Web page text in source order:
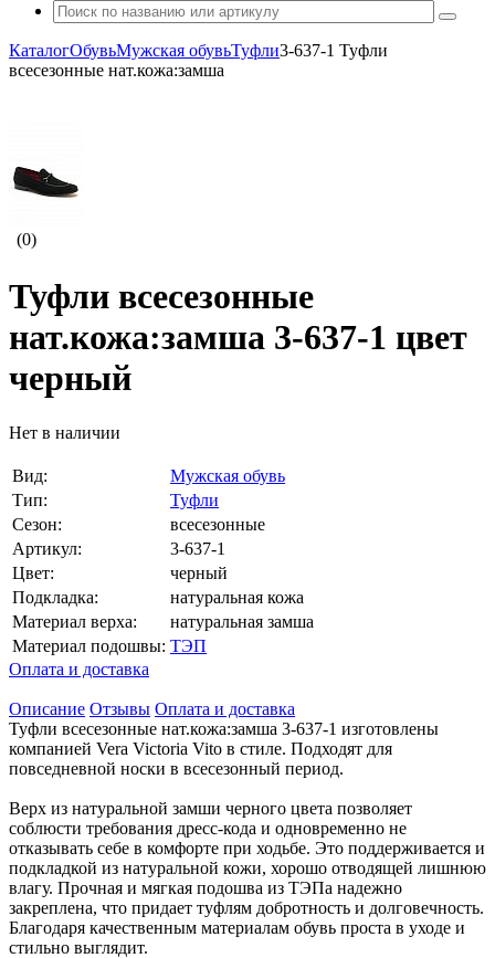
КаталогОбувьМужская обувьТуфли3-637-1 Туфли
всесезонные нат.кожа:замша
(0)
Туфли всесезонные
нат.кожа:замша 3-637-1 цвет
черный
Нет в наличии
Вид:
Мужская обувь
Тип:
Туфли
Сезон:
всесезонные
Артикул:
3-637-1
Цвет:
черный
Подкладка:
натуральная кожа
Материал верха:
натуральная замша
Материал подошвы: ТЭП
Оплата и доставка
Описание Отзывы Оплата и доставка
Туфли всесезонные нат.кожа:замша 3-637-1 изготовлены
компанией Vera Victoria Vito в стиле. Подходят для
повседневной носки в всесезонный период.
Верх из натуральной замши черного цвета позволяет
соблюсти требования дресс-кода и одновременно не
отказывать себе в комфорте при ходьбе. Это поддерживается и
подкладкой из натуральной кожи, хорошо отводящей лишнюю
влагу. Прочная и мягкая подошва из ТЭПа надежно
закреплена, что придает туфлям добротность и долговечность.
Благодаря качественным материалам обувь проста в уходе и
стильно выглядит.